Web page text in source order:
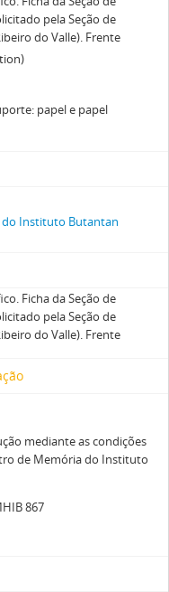
pela Seção de
do Valle). Frente
papel e papel
Instituto Butantan
Ficha da Seção de
pela Seção de
do Valle). Frente
mediante as condições
de Memória do Instituto
867